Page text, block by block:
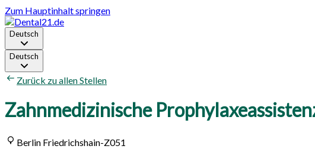
Zum Hauptinhalt springen
Deutsch
Deutsch
Zurück zu allen Stellen
Zahnmedizinische
Berlin Friedrichshain-Z051